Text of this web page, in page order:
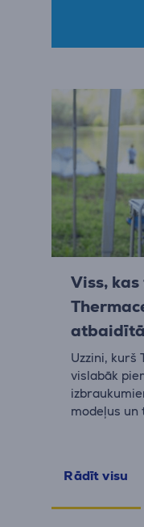
Viss,
Uzzini, kurš
vislabāk
modeļus un
Rādīt visu